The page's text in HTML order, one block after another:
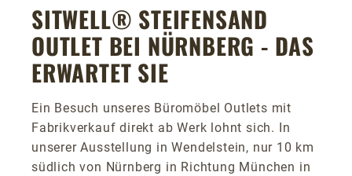
SITWELL® STEIFENSAND
OUTLET BEI NÜRNBERG - DAS
ERWARTET SIE
Ein Besuch unseres Büromöbel Outlets mit
Fabrikverkauf direkt ab Werk lohnt sich. In
unserer Ausstellung in Wendelstein, nur 10 km
südlich von Nürnberg in Richtung München in